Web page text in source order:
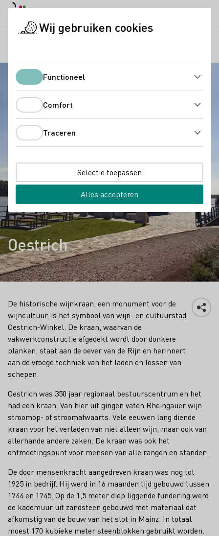
Oestrich
De historische wijnkraan, een monument voor de
wijncultuur, is het symbool van wijn- en cultuurstad
Oestrich-Winkel. De kraan, waarvan de
vakwerkconstructie afgedekt wordt door donkere
planken, staat aan de oever van de Rijn en herinnert
aan de vroege techniek van het laden en lossen van
schepen.
Oestrich was 350 jaar regionaal bestuurscentrum en het
had een kraan. Van hier uit gingen vaten Rheingauer wijn
stroomop- of stroomafwaarts. Vele eeuwen lang diende
kraan voor het verladen van niet alleen wijn, maar ook van
allerhande andere zaken. De kraan was ook het
ontmoetingspunt voor mensen van alle rangen en standen.
De door mensenkracht aangedreven kraan was nog tot
1925 in bedrijf. Hij werd in 16 maanden tijd gebouwd tussen
1744 en 1745. Op de 1,5 meter diep liggende fundering werd
de kademuur uit zandsteen gebouwd met materiaal dat
afkomstig van de bouw van het slot in Mainz. In totaal
moest 170 kubieke meter steenblokken gebruikt worden.
Wij gebruiken cookies
FunctioneelFunctioneel
Comfort
Traceren
Selectie toepassen
Alles accepteren